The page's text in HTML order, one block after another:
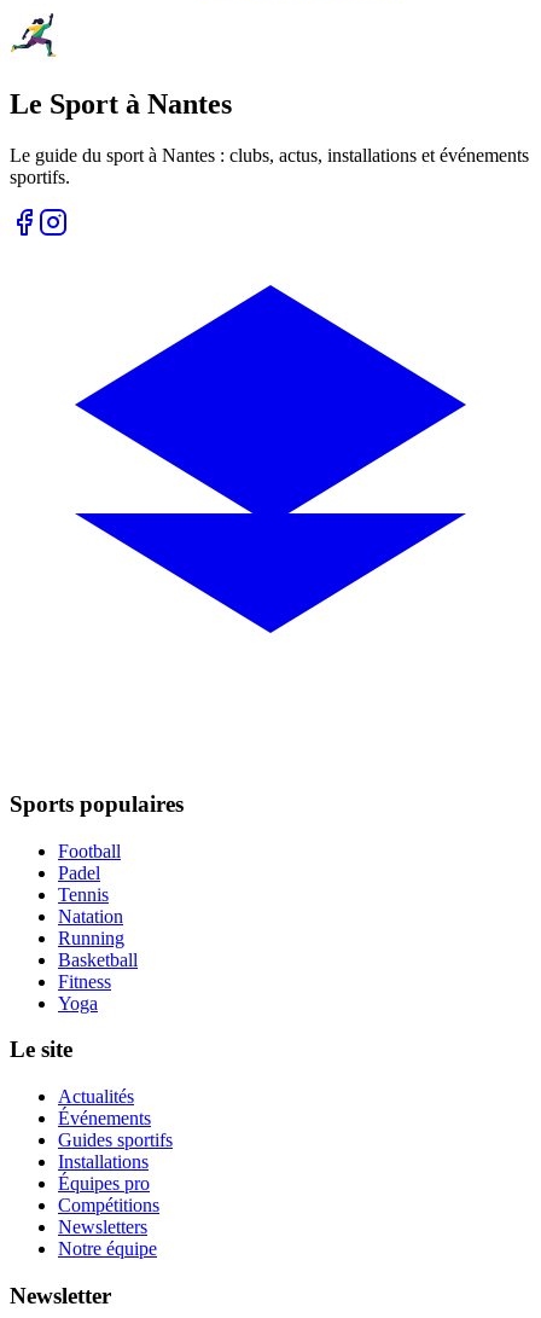
Le Sport à Nantes
Le guide du sport à Nantes : clubs, actus, installations et événements
sportifs.
Sports populaires
Football
Padel
Tennis
Natation
Running
Basketball
Fitness
Yoga
Le site
Actualités
Événements
Guides sportifs
Installations
Équipes pro
Compétitions
Newsletters
Notre équipe
Newsletter